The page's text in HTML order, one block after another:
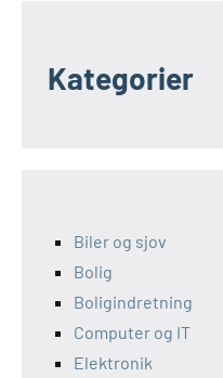
Kategorier
Biler og sjov
Bolig
Boligindretning
Computer og IT
Elektronik